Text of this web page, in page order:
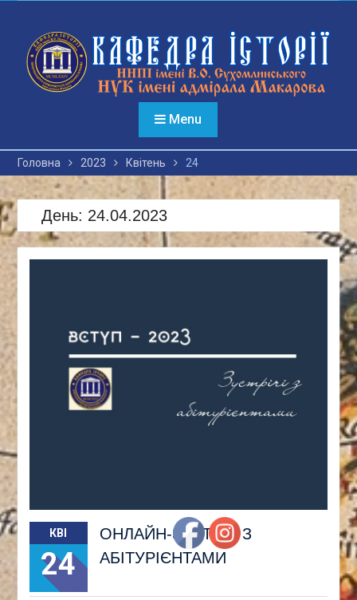
вмісту
Menu
Головна 2023 Квітень 24
День: 24.04.2023
КВІ
24
ОНЛАЙН-ЗУСТРІЧ З
АБІТУРІЄНТАМИ